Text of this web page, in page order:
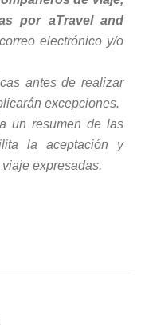
por aTravel and
electrónico y/o
antes de realizar
excepciones.
un resumen de las
la aceptación y
expresadas.